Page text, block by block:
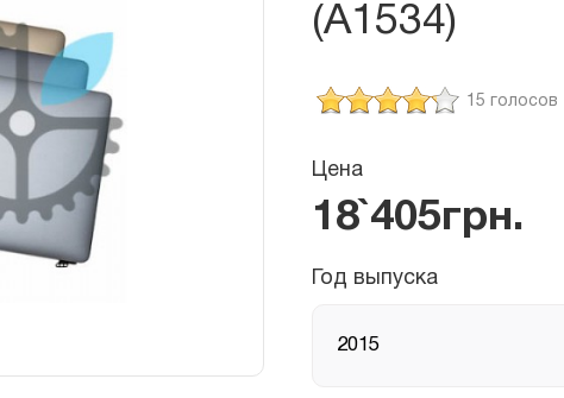
(A1534)
15 голосов
Цена
18`405грн.
Год выпуска